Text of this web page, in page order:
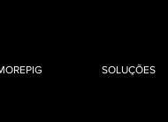
SOLUÇÕES